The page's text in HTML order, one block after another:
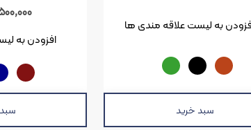
سبد خرید
به لیست علاقه مندی ها
افزودن به